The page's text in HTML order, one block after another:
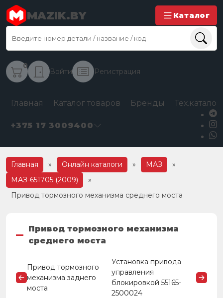
MAZIK.BY Каталог
0
Войти Регистрация
Главная Каталог товаров Бренды
+375 17 3009400
Главная » Онлайн каталоги » МАЗ
»
МАЗ-651705 (2009)
»
Привод тормозного механизма среднего моста
Привод тормозного механизма
среднего моста
Привод тормозного
механизма заднего
моста
Установка привода
управления
блокировкой 55165-
2500024